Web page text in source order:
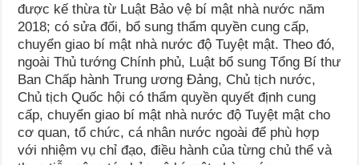
được kế thừa từ Luật Bảo vệ bí mật nhà nước năm
2018; có sửa đổi, bổ sung thẩm quyền cung cấp,
chuyển giao bí mật nhà nước độ Tuyệt mật. Theo đó,
ngoài Thủ tướng Chính phủ, Luật bổ sung Tổng Bí thư
Ban Chấp hành Trung ương Đảng, Chủ tịch nước,
Chủ tịch Quốc hội có thẩm quyền quyết định cung
cấp, chuyển giao bí mật nhà nước độ Tuyệt mật cho
cơ quan, tổ chức, cá nhân nước ngoài để phù hợp
với nhiệm vụ chỉ đạo, điều hành của từng chủ thể và